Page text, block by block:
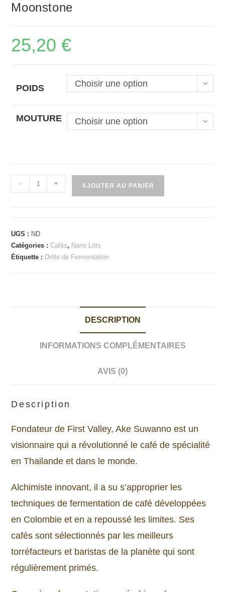
Moonstone
25,20€
POIDS Choisir une option
MOUTURE Choisir une option
de
1st
Valley
Farm
- + AJOUTER AU PANIER
UGS : ND
Catégories :Cafés, Nano Lots
Étiquette : Drôle de Fermentation
DESCRIPTION
INFORMATIONS COMPLÉMENTAIRES
AVIS (0)
Description
Fondateur de First Valley, Ake Suwanno est un
visionnaire qui a révolutionné le café de spécialité
en Thailande et dans le monde.
Alchimiste innovant, il a su s’approprier les
techniques de fermentation de café développées
en Colombie et en a repoussé les limites. Ses
cafés sont sélectionnés par les meilleurs
torréfacteurs et baristas de la planète qui sont
régulièrement primés.